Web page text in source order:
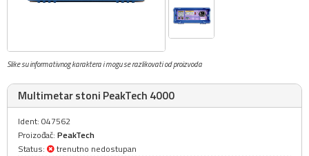
Slike su informativnog karaktera i mogu se razlikovati od proizvoda
Multimetar stoni PeakTech 4000
Ident: 047562
Proizođač: PeakTech
Status:
trenutno nedostupan